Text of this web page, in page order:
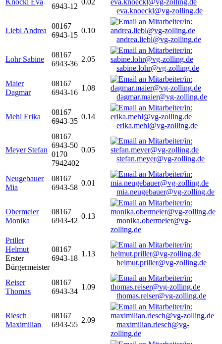
Knöckl Eva
6943-12
0.02
eva.knoeckl@vg-zolling.de
Liebl Andrea
08167
6943-15
0.10
andrea.liebl@vg-zolling.de
Lohr Sabine
08167
6943-36
2.05
sabine.lohr@vg-zolling.de
Maier
Dagmar
08167
6943-16
1.08
dagmar.maier@vg-zolling.de
Mehl Erika
08167
6943-35
0.14
erika.mehl@vg-zolling.de
Meyer Stefan
08167
6943-50
0170
7942402
0.05
stefan.meyer@vg-zolling.de
Neugebauer
Mia
08167
6943-58
0.01
mia.neugebauer@vg-zolling.de
Obermeier
Monika
08167
6943-42
0.13
monika.obermeier@vg-
zolling.de
Priller
Helmut
Erster
Bürgermeister
08167
6943-18
1.13
helmut.priller@vg-zolling.de
Reiser
Thomas
08167
6943-34
1.09
thomas.reiser@vg-zolling.de
Riesch
Maximilian
08167
6943-55
2.09
maximilian.riesch@vg-
zolling.de